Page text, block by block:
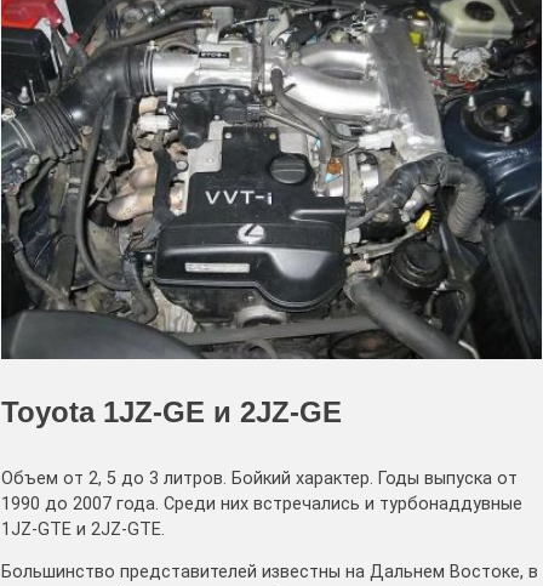
Toyota 1JZ-GE и 2JZ-GE
Объем от 2, 5 до 3 литров. Бойкий характер. Годы выпуска от
1990 до 2007 года. Среди них встречались и турбонаддувные
1JZ-GTE и 2JZ-GTE.
Большинство представителей известны на Дальнем Востоке, в